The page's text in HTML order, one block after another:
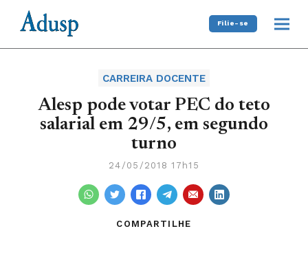
Filie-se
CARREIRA DOCENTE
Alesp pode votar PEC do teto
salarial em 29/5, em segundo
turno
24/05/2018 17h15
COMPARTILHE